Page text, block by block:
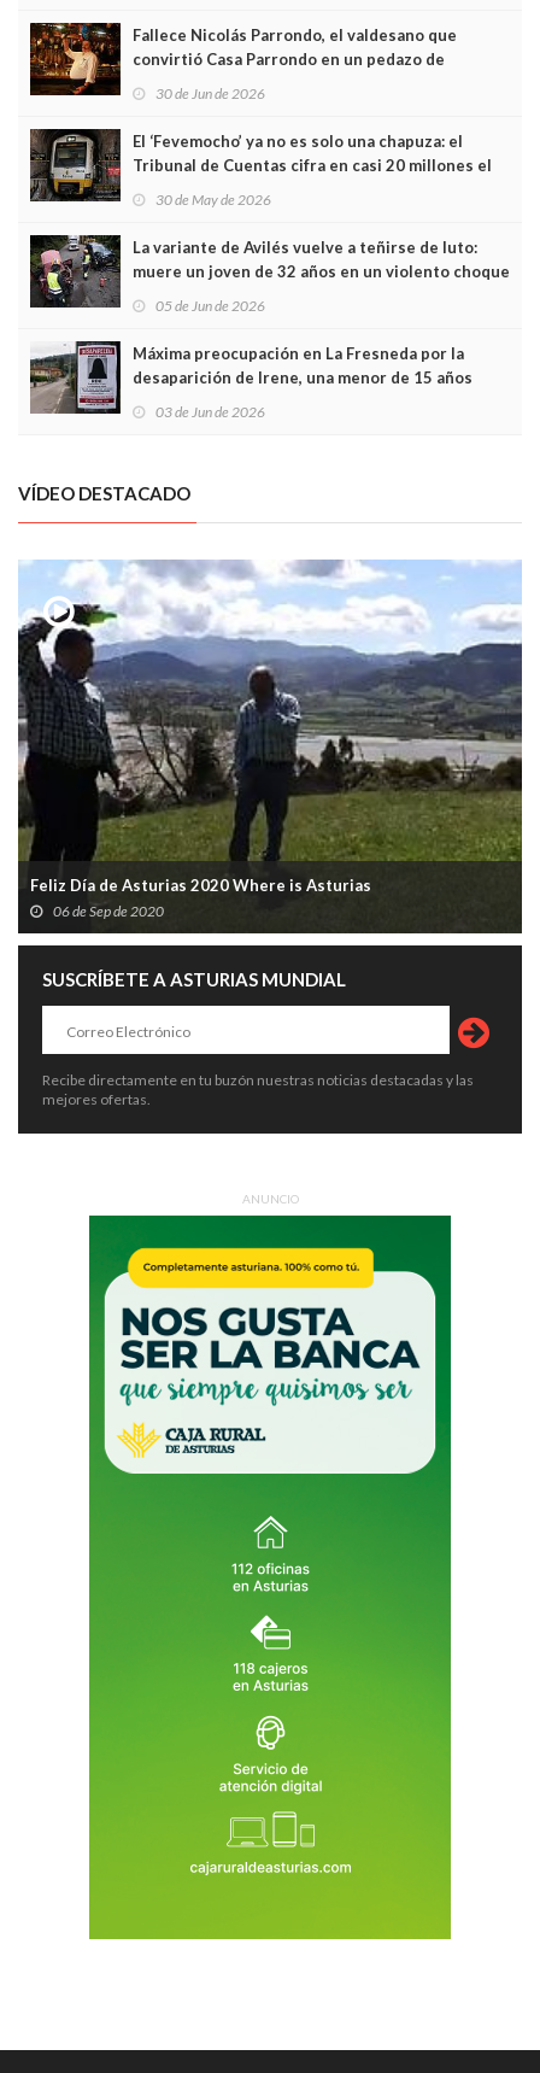
Fallece Nicolás Parrondo, el valdesano que
convirtió Casa Parrondo en un pedazo de
Asturias en Madrid
30 de Jun de 2026
El ‘Fevemocho’ ya no es solo una chapuza: el
Tribunal de Cuentas cifra en casi 20 millones el
sobrecoste de los trenes que no cabían por los
30 de May de 2026
La variante de Avilés vuelve a teñirse de luto:
muere un joven de 32 años en un violento choque
frontal
05 de Jun de 2026
Máxima preocupación en La Fresneda por la
desaparición de Irene, una menor de 15 años
03 de Jun de 2026
VÍDEO DESTACADO
Feliz Día de Asturias 2020 Where is Asturias
06 de Sep de 2020
SUSCRÍBETE A ASTURIAS MUNDIAL
Recibe directamente en tu buzón nuestras noticias destacadas y las
mejores ofertas.
ANUNCIO